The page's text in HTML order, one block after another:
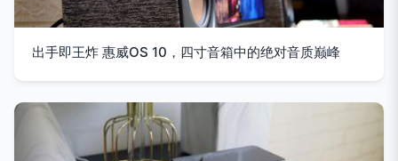
出手即王炸 惠威OS 10，四寸音箱中的绝对音质巅峰